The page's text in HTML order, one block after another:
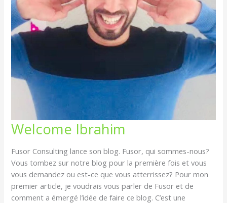
Welcome Ibrahim
Fusor Consulting lance son blog. Fusor, qui sommes-nous?
Vous tombez sur notre blog pour la première fois et vous
vous demandez ou est-ce que vous atterrissez? Pour mon
premier article, je voudrais vous parler de Fusor et de
comment a émergé l’idée de faire ce blog. C’est une
WELCOME
IBRAHIM